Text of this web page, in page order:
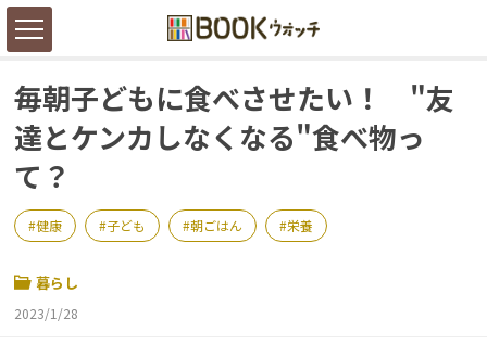
毎朝子どもに食べさせたい！ "友
達とケンカしなくなる"食べ物っ
て？
健康 子ども 朝ごはん 栄養
暮らし
2023/1/28